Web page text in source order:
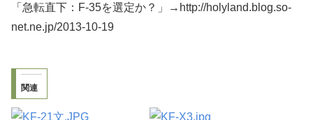
「急転直下：F-35を選定か？」→http://holyland.blog.so-
net.ne.jp/2013-10-19
関連